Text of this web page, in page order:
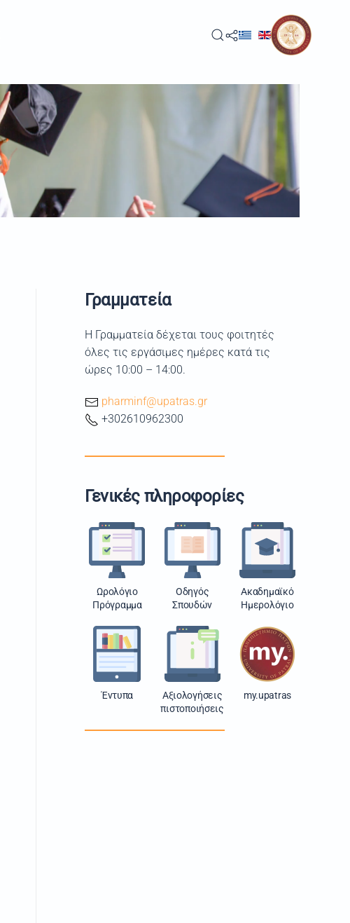
Γραμματεία
Η Γραμματεία δέχεται τους φοιτητές
όλες τις εργάσιμες ημέρες κατά τις
ώρες 10:00 – 14:00.
pharminf@upatras.gr
+302610962300
Γενικές πληροφορίες
Ωρολόγιο
Πρόγραμμα
Οδηγός
Σπουδών
Ακαδημαϊκό
Ημερολόγιο
Έντυπα
Αξιολογήσεις
πιστοποιήσεις
my.upatras